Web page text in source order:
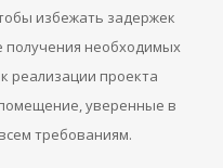
избежать задержек
получения необходимых
реализации проекта
уверенные в
требованиям.